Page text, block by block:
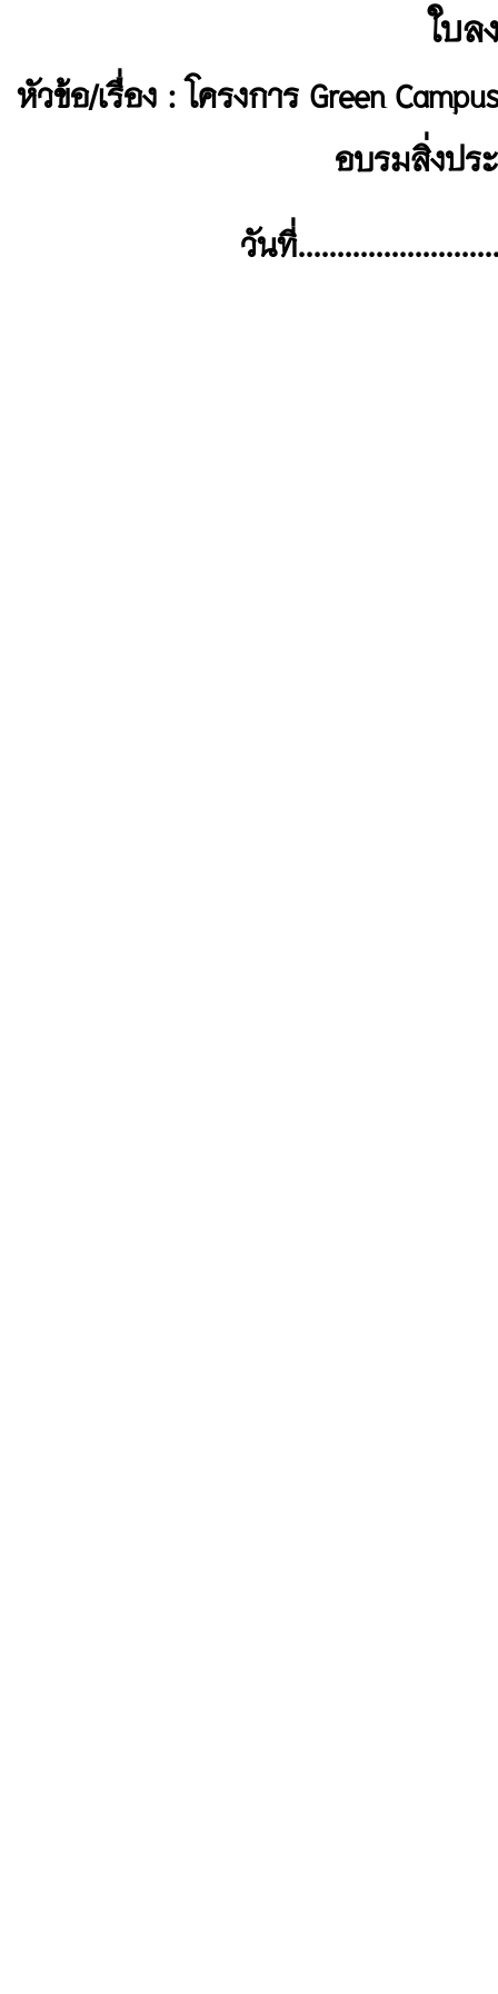
ใบล
หัวข้อ/เรื่อง : โครงการ Green
อบรมสิ่งปร
วันที่